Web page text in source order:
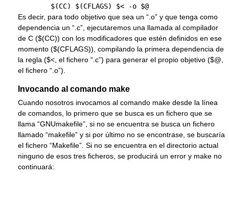
Es decir, para todo objetivo que sea un “.o” y que tenga como
dependencia un “.c”, ejecutaremos una llamada al compilador
de C ($(CC)) con los modificadores que estén definidos en ese
momento ($(CFLAGS)), compilando la primera dependencia de
la regla ($<, el fichero “.c”) para generar el propio objetivo ($@,
el fichero “.o”).
Invocando al comando make
Cuando nosotros invocamos al comando make desde la línea
de comandos, lo primero que se busca es un fichero que se
llama “GNUmakefile”, si no se encuentra se busca un fichero
llamado “makefile” y si por último no se encontrase, se buscaría
el fichero “Makefile”. Si no se encuentra en el directorio actual
ninguno de esos tres ficheros, se producirá un error y make no
continuará: